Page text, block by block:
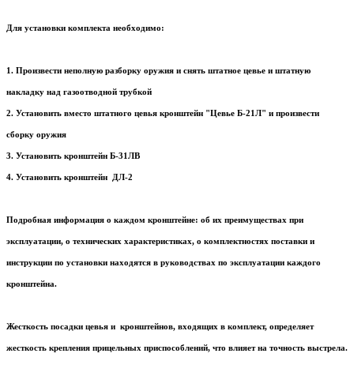
Для установки комплекта необходимо:
1. Произвести неполную разборку оружия и снять штатное цевье и штатную
накладку над газоотводной трубкой
2. Установить вместо штатного цевья кронштейн "Цевье Б-21Л" и произвести
сборку оружия
3. Установить кронштейн Б-31ЛВ
4. Установить кронштейн ДЛ-2
Подробная информация о каждом кронштейне: об их преимуществах при
эксплуатации, о технических характеристиках, о комплектностях поставки и
инструкции по установки находятся в руководствах по эксплуатации каждого
кронштейна.
Жесткость посадки цевья и кронштейнов, входящих в комплект, определяет
жесткость крепления прицельных приспособлений, что влияет на точность выстрела.